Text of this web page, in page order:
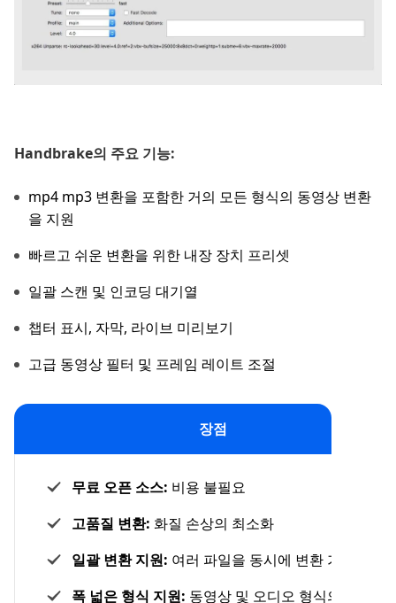
Handbrake의 주요 기능:
mp4 mp3 변환을 포함한 거의 모든 형식의 동영상 변환
을 지원
빠르고 쉬운 변환을 위한 내장 장치 프리셋
일괄 스캔 및 인코딩 대기열
챕터 표시, 자막, 라이브 미리보기
고급 동영상 필터 및 프레임 레이트 조절
장점
무료 오픈 소스: 비용 불필요
고품질 변환: 화질 손상의 최소화
일괄 변환 지원: 여러 파일을 동시에 변환 가능
폭 넓은 형식 지원: 동영상 및 오디오 형식의 폭 넓